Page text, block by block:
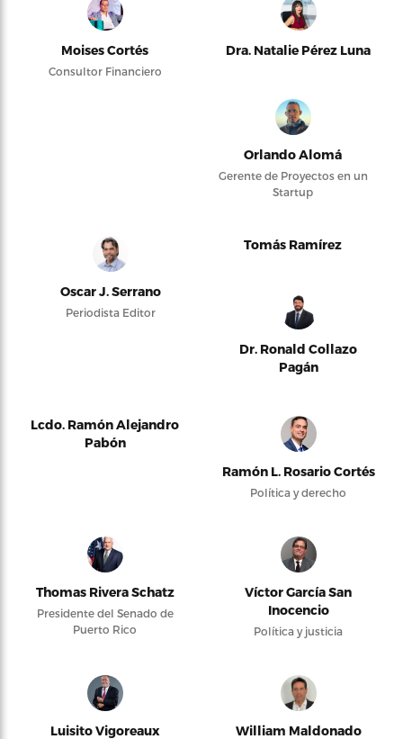
Moises Cortés
Consultor Financiero
Dra. Natalie Pérez Luna
Orlando Alomá
Gerente de Proyectos en un
Startup
Oscar J. Serrano
Periodista Editor
Tomás Ramírez
Dr. Ronald Collazo
Pagán
Lcdo. Ramón Alejandro
Pabón
Ramón L. Rosario Cortés
Política y derecho
Thomas Rivera Schatz
Presidente del Senado de
Puerto Rico
Víctor García San
Inocencio
Política y justicia
Luisito Vigoreaux William Maldonado